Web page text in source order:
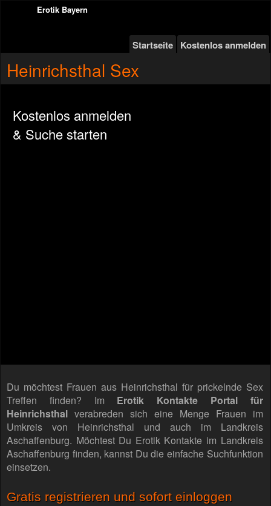
Erotik Bayern
Startseite Kostenlos anmelden
Heinrichsthal Sex
Kostenlos anmelden
& Suche starten
Du möchtest Frauen aus Heinrichsthal für prickelnde Sex
Treffen finden? Im Erotik Kontakte Portal für
Heinrichsthal verabreden sich eine Menge Frauen im
Umkreis von Heinrichsthal und auch im Landkreis
Aschaffenburg. Möchtest Du Erotik Kontakte im Landkreis
Aschaffenburg finden, kannst Du die einfache Suchfunktion
einsetzen.
Gratis registrieren und sofort einloggen